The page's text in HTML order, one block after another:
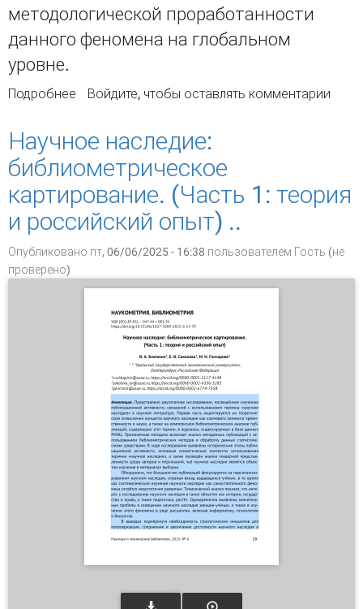
методологической проработанности
данного феномена на глобальном
уровне.
Подробнее о Научное наследие: библиометрическое
Войдите, чтобы оставлять комментарии
Научное наследие:
библиометрическое
картирование. (Часть 1: теория
и российский опыт) ..
Опубликовано пт, 06/06/2025 - 16:38 пользователем Гость (не
проверено)